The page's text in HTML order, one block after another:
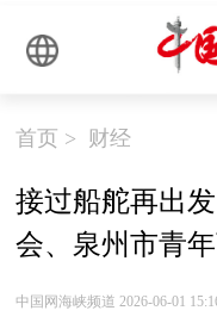
首页 > 财经
接过船舵再出
会、泉州市青
中国网海峡频道 2026-06-01